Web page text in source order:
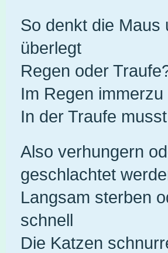
So denkt die Maus
überlegt
Regen oder
Im Regen
In der Traufe
Also verhungern
geschlachtet
Langsam sterben
schnell
Die Katzen